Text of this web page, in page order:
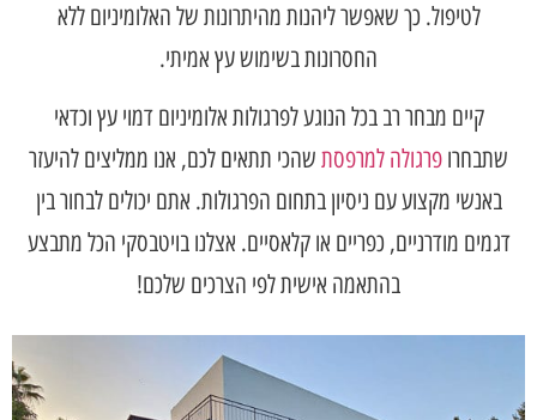
לטיפול. כך שאפשר ליהנות מהיתרונות של האלומיניום ללא
החסרונות בשימוש עץ אמיתי.
קיים מבחר רב בכל הנוגע לפרגולות אלומיניום דמוי עץ וכדאי
שתבחרו פרגולה למרפסת שהכי תתאים לכם, אנו ממליצים להיעזר
באנשי מקצוע עם ניסיון בתחום הפרגולות. אתם יכולים לבחור בין
דגמים מודרניים, כפריים או קלאסיים. אצלנו בויטבסקי הכל מתבצע
בהתאמה אישית לפי הצרכים שלכם!